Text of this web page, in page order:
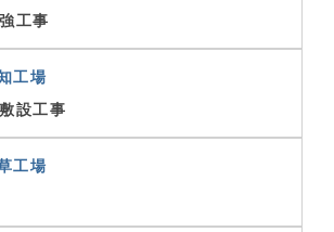
工事
工場
設工事
工場